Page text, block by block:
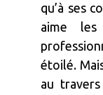
qu’à ses
aime les
étoilé.
au